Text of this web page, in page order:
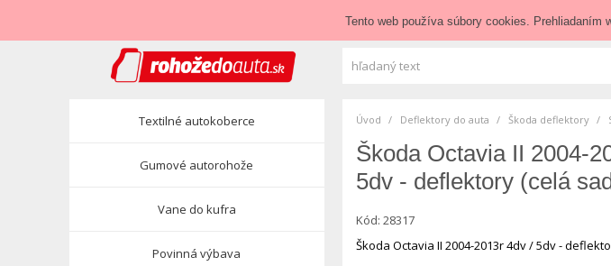
obchod@rohozedoauta.sk
Textilné autokoberce
Gumové autorohože
Vane do kufra
Povinná výbava
Úvod Deflektory do auta Škoda deflektory
Škoda Octavia II 2004-
5dv - deflektory (celá
Kód: 28317
Škoda Octavia II 2004-2013r 4dv / 5dv -
Tento web používa súbory cookies. Prehliadaním